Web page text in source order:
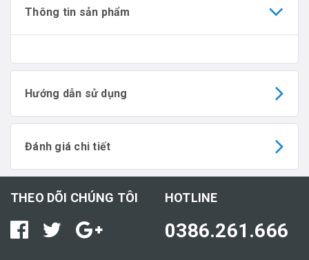
Thông tin sản phẩm
Hướng dẫn sử dụng
Đánh giá chi tiết
THEO DÕI CHÚNG TÔI HOTLINE
0386.261.666